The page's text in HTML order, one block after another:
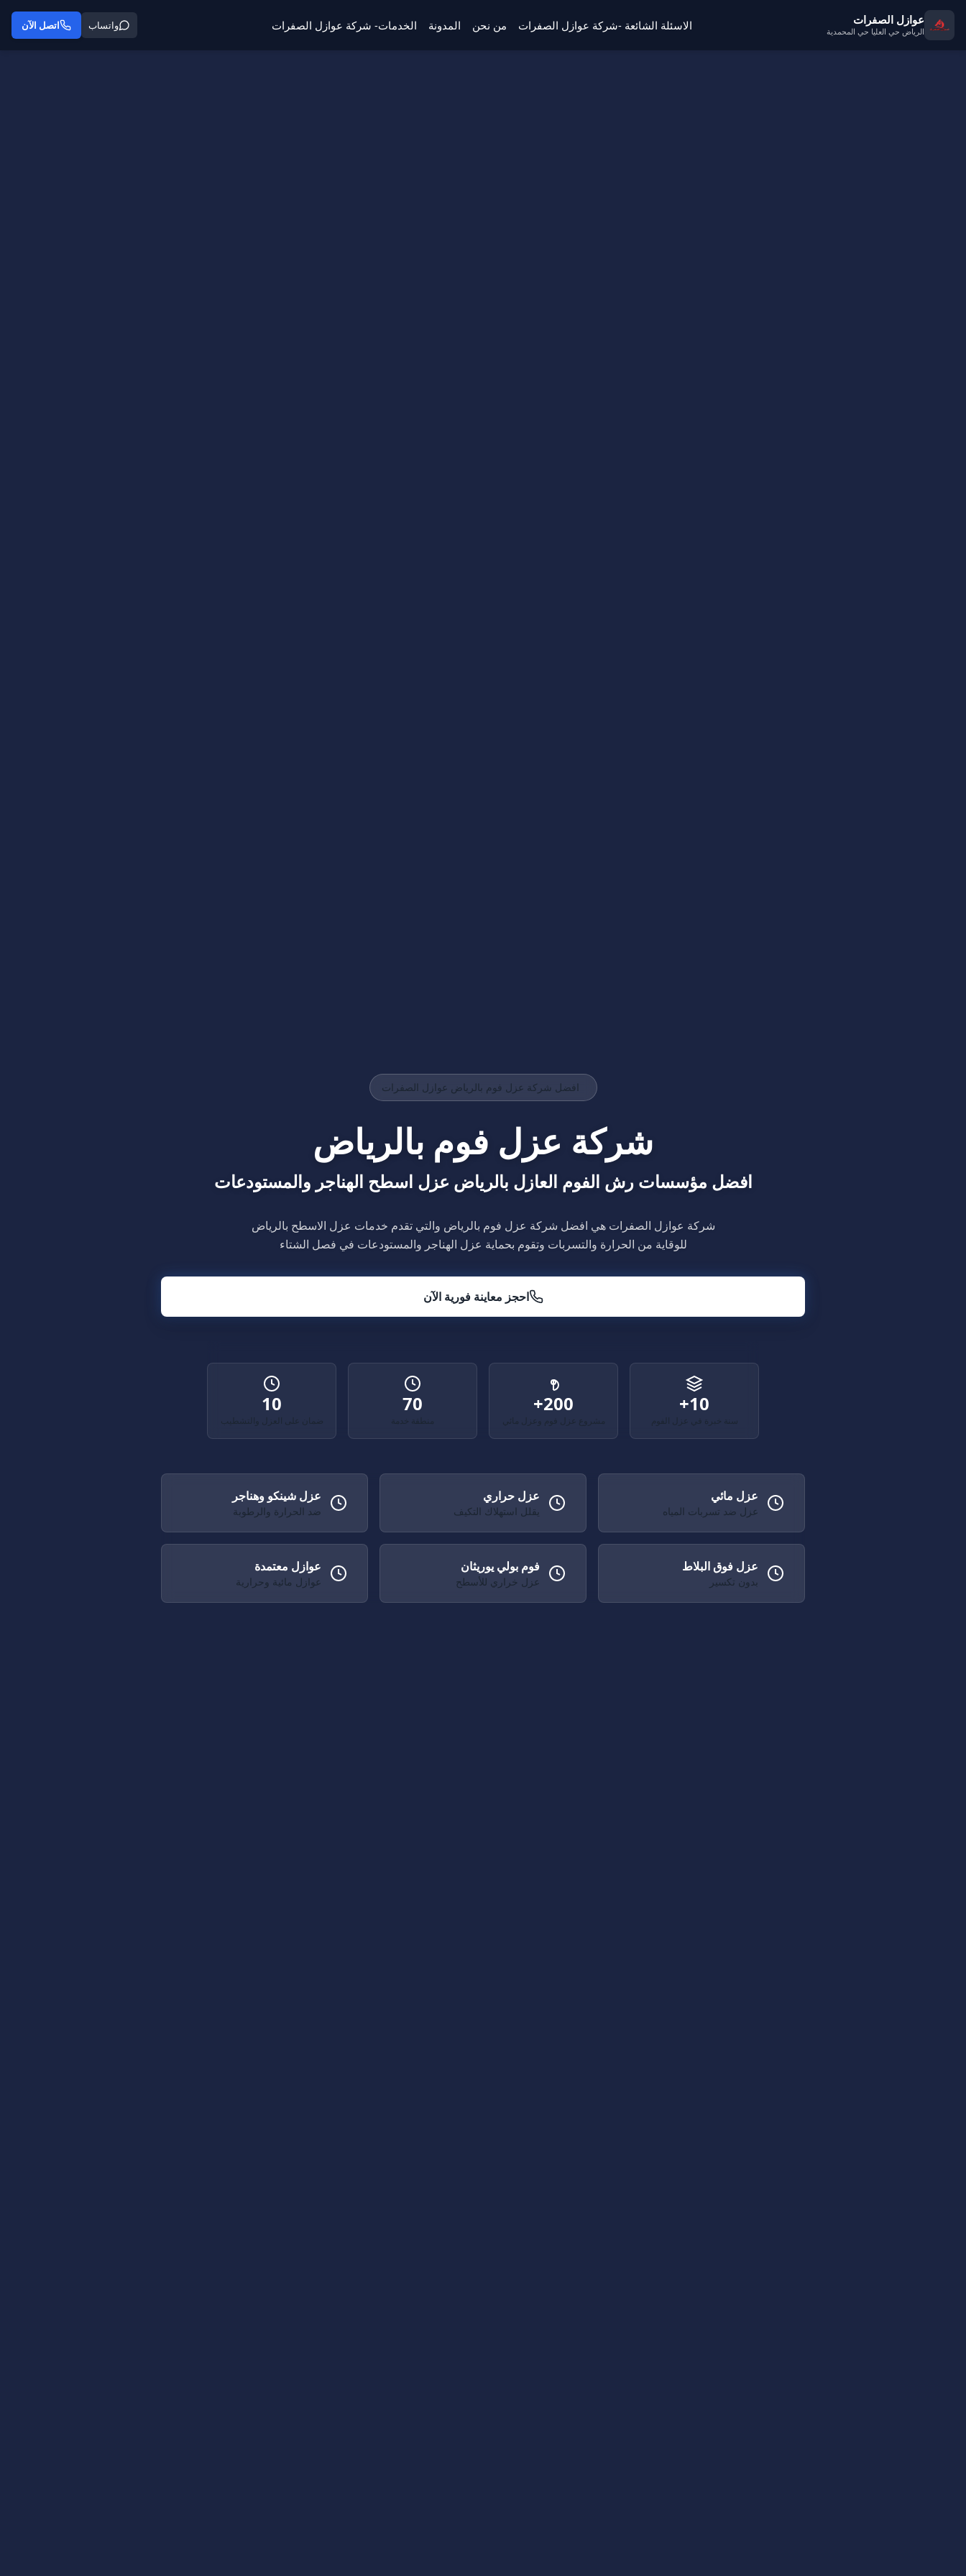
عوازل الصفرات
الرياض حي العليا حي المحمدية الاسئلة الشائعة -شركة عوازل الصفرات من نحن المدونة الخدمات- شركة عوازل الصفرات واتساب اتصل الآن
افضل شركة عزل فوم بالرياض عوازل الصفرات
شركة عزل فوم بالرياض
افضل مؤسسات رش الفوم العازل بالرياض عزل اسطح الهناجر والمستودعات
شركة عوازل الصفرات هي افضل شركة عزل فوم بالرياض والتي تقدم خدمات عزل الاسطح بالرياض
للوقاية من الحرارة والتسربات وتقوم بحماية عزل الهناجر والمستودعات في فصل الشتاء
احجز معاينة فورية الآن
10+
سنة خبرة في عزل الفوم
200+
مشروع عزل فوم وعزل مائي
70
منطقة خدمة
10
ضمان على العزل والتشطيب
عزل مائي
عزل ضد تسربات المياه
عزل حراري
يقلل استهلاك التكيف
عزل شينكو وهناجر
ضد الحرارة والرطوبة
عزل فوق البلاط
بدون تكسير
فوم بولي يوريثان
عزل خراري للأسطح
عوازل معتمدة
عوازل مائية وحرارية